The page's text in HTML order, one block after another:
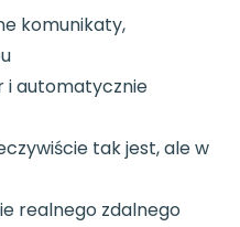
komunikaty,
i automatycznie
tak jest, ale w
realnego zdalnego